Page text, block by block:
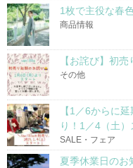
1枚で主役な春
商品情報
【お詫び】初
その他
【1／6からに
り！1／4（土）
SALE・フェア
夏季休業日のお